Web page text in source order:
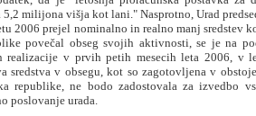
5,2 milijona višja kot lani." Nasprotno, Urad
2006 prejel nominalno in realno manj sredstev
povečal obseg svojih aktivnosti, se je na
realizacije v prvih petih mesecih leta 2006, v
sredstva v obsegu, kot so zagotovljena v
republike, ne bodo zadostovala za izvedbo
poslovanje urada.